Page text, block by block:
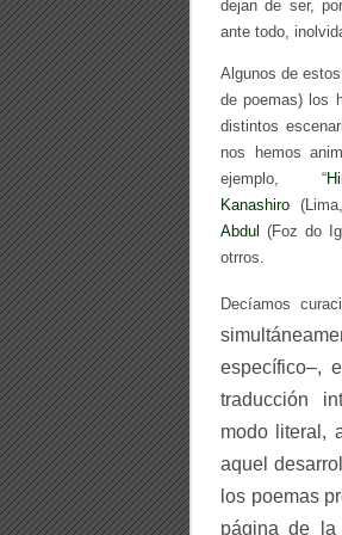
dejan de ser,
ante todo,
Algunos de
de poemas) los
distintos
nos hemos
ejemplo, “
Kanashiro
Abdul (Foz do
otrros.
Decíamos
específico–,
traducción
modo
literal,
aquel
los poemas
página de la